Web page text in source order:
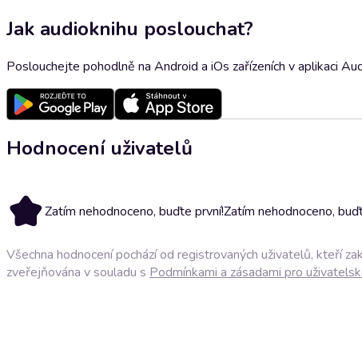
Jak audioknihu poslouchat?
Poslouchejte pohodlně na Android a iOs zařízeních v aplikaci
Hodnocení uživatelů
Zatím nehodnoceno, buďte první!Zatím nehodnoceno,
Všechna hodnocení pochází od registrovaných uživatelů, kteří
zveřejňována v souladu s Podmínkami a zásadami pro